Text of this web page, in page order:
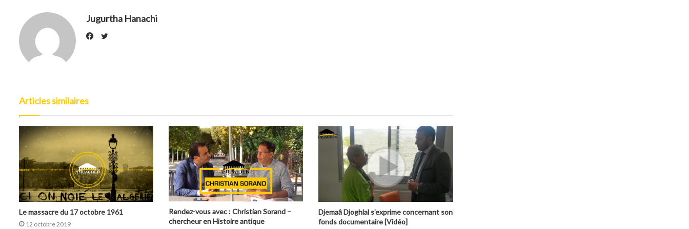
Jugurtha Hanachi
Articles similaires
Le massacre du 17 octobre 1961
12 octobre 2019
Rendez-vous avec : Christian Sorand –
chercheur en Histoire antique
Djemaâ Djoghlal s’exprime concernant son
fonds documentaire [Vidéo]